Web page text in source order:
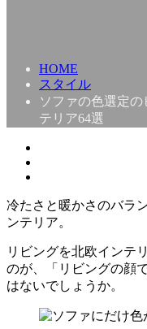
HOME
スタイル
ソファの色選定
テリア64選
冷たさと暖かさのバラ
ンテリア。
リビングを北欧インテ
のが、「リビングの顔
はないでしょうか。